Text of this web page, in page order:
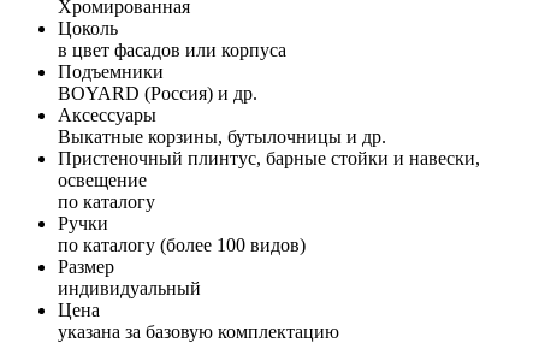
Хромированная
Цоколь
в цвет фасадов или корпуса
Подъемники
BOYARD (Россия) и др.
Аксессуары
Выкатные корзины, бутылочницы и др.
Пристеночный плинтус, барные стойки и навески,
освещение
по каталогу
Ручки
по каталогу (более 100 видов)
Размер
индивидуальный
Цена
указана за базовую комплектацию